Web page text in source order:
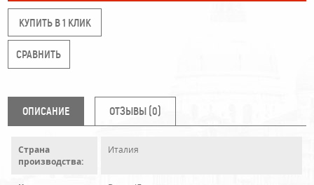
КУПИТЬ В 1 КЛИК
ОПИСАНИЕ ОТЗЫВЫ (0)
Страна
производства:
Италия